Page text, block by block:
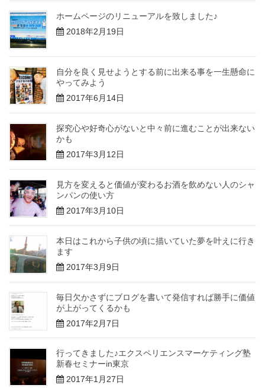
ホームページのリニューアルを致しました♪
2018年2月19日
自分を良く見せようとする前に出来る事を一生懸命に
やってみよう
2017年6月14日
探究心や好奇心がないと中々前に進むことが出来ない
かも
2017年3月12日
見方を変えると価値が変わるお酒を飲めない人のシャ
ンパンの使い方
2017年3月10日
本日はこれから子供の頃に描いていた夢を叶えに行き
ます
2017年3月9日
毎日欠かさずにブログを書いて発信すれば勝手に価値
が上がってくるかも
2017年2月7日
行ってきました♪エクスペリエンスマーケティング塾
新春セミナーin東京
2017年1月27日